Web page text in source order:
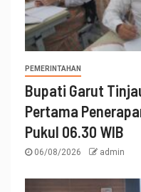
PEMERINTAHAN
Bupati Garut
Pertama
Pukul 06.30 WIB
06/08/2026 admin